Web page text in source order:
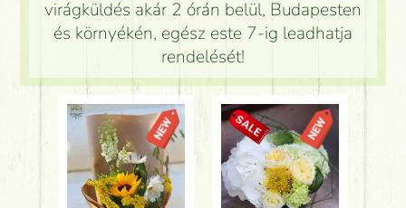
virágküldés akár 2 órán belül, Budapesten
és környékén, egész este 7-ig leadhatja
rendelését!